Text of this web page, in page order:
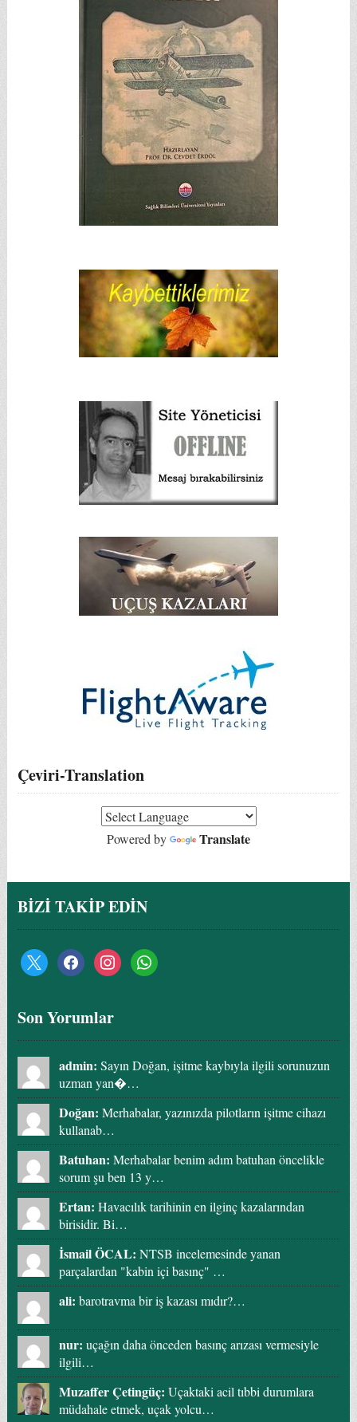
Çeviri-Translation
Powered by Translate
BİZİ TAKİP EDİN
Son Yorumlar
admin: Sayın Doğan, işitme kaybıyla ilgili sorunuzun
uzman yan�…
Doğan: Merhabalar, yazınızda pilotların işitme cihazı
kullanab…
Batuhan: Merhabalar benim adım batuhan öncelikle
sorum şu ben 13 y…
Ertan: Havacılık tarihinin en ilginç kazalarından
birisidir. Bi…
İsmail ÖCAL: NTSB incelemesinde yanan
parçalardan "kabin içi basınç" …
ali: barotravma bir iş kazası mıdır?…
nur: uçağın daha önceden basınç arızası vermesiyle
ilgili…
Muzaffer Çetingüç: Uçaktaki acil tıbbi durumlara
müdahale etmek, uçak yolcu…